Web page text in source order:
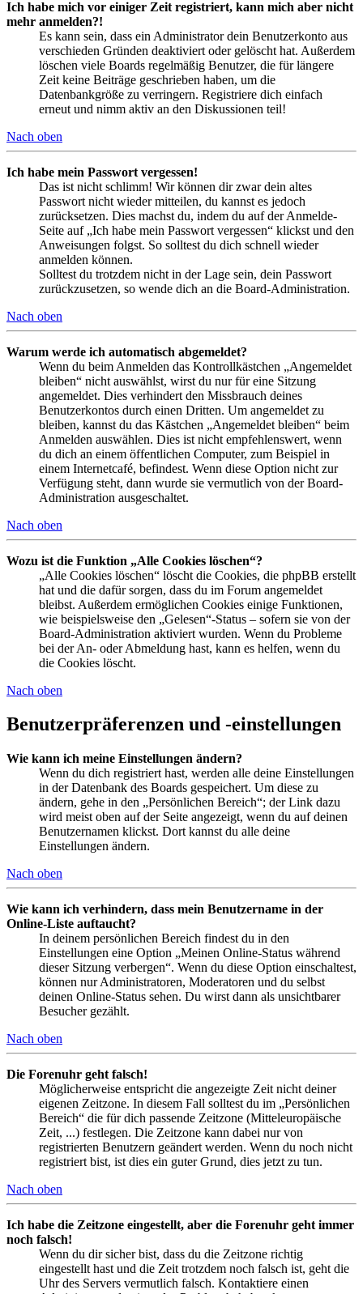
Ich habe mich vor einiger Zeit registriert, kann mich aber nicht
mehr anmelden?!
Es kann sein, dass ein Administrator dein Benutzerkonto aus
verschieden Gründen deaktiviert oder gelöscht hat. Außerdem
löschen viele Boards regelmäßig Benutzer, die für längere
Zeit keine Beiträge geschrieben haben, um die
Datenbankgröße zu verringern. Registriere dich einfach
erneut und nimm aktiv an den Diskussionen teil!
Nach oben
Ich habe mein Passwort vergessen!
Das ist nicht schlimm! Wir können dir zwar dein altes
Passwort nicht wieder mitteilen, du kannst es jedoch
zurücksetzen. Dies machst du, indem du auf der Anmelde-
Seite auf „Ich habe mein Passwort vergessen“ klickst und den
Anweisungen folgst. So solltest du dich schnell wieder
anmelden können.
Solltest du trotzdem nicht in der Lage sein, dein Passwort
zurückzusetzen, so wende dich an die Board-Administration.
Nach oben
Warum werde ich automatisch abgemeldet?
Wenn du beim Anmelden das Kontrollkästchen „Angemeldet
bleiben“ nicht auswählst, wirst du nur für eine Sitzung
angemeldet. Dies verhindert den Missbrauch deines
Benutzerkontos durch einen Dritten. Um angemeldet zu
bleiben, kannst du das Kästchen „Angemeldet bleiben“ beim
Anmelden auswählen. Dies ist nicht empfehlenswert, wenn
du dich an einem öffentlichen Computer, zum Beispiel in
einem Internetcafé, befindest. Wenn diese Option nicht zur
Verfügung steht, dann wurde sie vermutlich von der Board-
Administration ausgeschaltet.
Nach oben
Wozu ist die Funktion „Alle Cookies löschen“?
„Alle Cookies löschen“ löscht die Cookies, die phpBB erstellt
hat und die dafür sorgen, dass du im Forum angemeldet
bleibst. Außerdem ermöglichen Cookies einige Funktionen,
wie beispielsweise den „Gelesen“-Status – sofern sie von der
Board-Administration aktiviert wurden. Wenn du Probleme
bei der An- oder Abmeldung hast, kann es helfen, wenn du
die Cookies löscht.
Nach oben
Benutzerpräferenzen und -einstellungen
Wie kann ich meine Einstellungen ändern?
Wenn du dich registriert hast, werden alle deine Einstellungen
in der Datenbank des Boards gespeichert. Um diese zu
ändern, gehe in den „Persönlichen Bereich“; der Link dazu
wird meist oben auf der Seite angezeigt, wenn du auf deinen
Benutzernamen klickst. Dort kannst du alle deine
Einstellungen ändern.
Nach oben
Wie kann ich verhindern, dass mein Benutzername in der
Online-Liste auftaucht?
In deinem persönlichen Bereich findest du in den
Einstellungen eine Option „Meinen Online-Status während
dieser Sitzung verbergen“. Wenn du diese Option einschaltest,
können nur Administratoren, Moderatoren und du selbst
deinen Online-Status sehen. Du wirst dann als unsichtbarer
Besucher gezählt.
Nach oben
Die Forenuhr geht falsch!
Möglicherweise entspricht die angezeigte Zeit nicht deiner
eigenen Zeitzone. In diesem Fall solltest du im „Persönlichen
Bereich“ die für dich passende Zeitzone (Mitteleuropäische
Zeit, ...) festlegen. Die Zeitzone kann dabei nur von
registrierten Benutzern geändert werden. Wenn du noch nicht
registriert bist, ist dies ein guter Grund, dies jetzt zu tun.
Nach oben
Ich habe die Zeitzone eingestellt, aber die Forenuhr geht immer
noch falsch!
Wenn du dir sicher bist, dass du die Zeitzone richtig
eingestellt hast und die Zeit trotzdem noch falsch ist, geht die
Uhr des Servers vermutlich falsch. Kontaktiere einen